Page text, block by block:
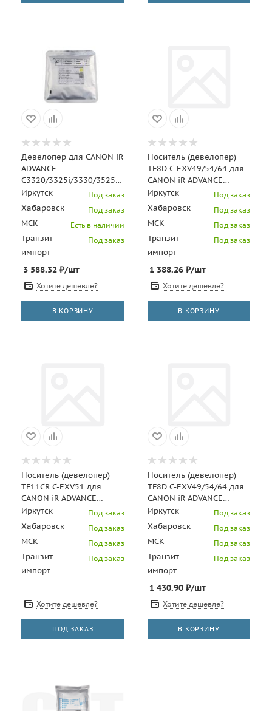
Девелопер для CANON iR
ADVANCE
C3320/3325i/3330/3525i/3530i
(CET) Yellow, 200г, 240000
стр., CET1710
Иркутск Под заказ
Хабаровск Под заказ
МСК Есть в наличии
Транзит
импорт
Под заказ
3 588.32 ₽/шт
Хотите дешевле?
В КОРЗИНУ
Носитель (девелопер)
TF8D C-EXV49/54/64 для
CANON iR ADVANCE
C3520i/DX C3720i/C3922,
iR C3125i (CET)
Иркутск Под заказ
Хабаровск Под заказ
МСК Под заказ
Транзит
импорт
Под заказ
1 388.26₽/шт
Хотите дешевле?
В КОРЗИНУ
Носитель (девелопер)
TF11CR C-EXV51 для
CANON iR ADVANCE
C5535/C5540/C5550/C5560
25кг/м CET151048
Иркутск Под заказ
Хабаровск Под заказ
МСК Под заказ
Транзит
импорт
Под заказ
Хотите дешевле?
ПОД ЗАКАЗ
Носитель (девелопер)
TF8D C-EXV49/54/64 для
CANON iR ADVANCE
C3520i/DX C3720i/C3922,
CET151015D-250N
Иркутск Под заказ
Хабаровск Под заказ
МСК Под заказ
Транзит
импорт
Под заказ
1 430.90₽/шт
Хотите дешевле?
В КОРЗИНУ